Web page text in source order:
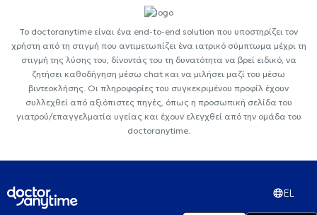
Το doctoranytime είναι ένα end-to-end solution που υποστηρίζει τον
χρήστη από τη στιγμή που αντιμετωπίζει ένα ιατρικό σύμπτωμα μέχρι τη
στιγμή της λύσης του, δίνοντάς του τη δυνατότητα να βρεί ειδικό, να
ζητήσει καθοδήγηση μέσω chat και να μιλήσει μαζί του μέσω
βιντεοκλήσης. Οι πληροφορίες του συγκεκριμένου προφίλ έχουν
συλλεχθεί από αξιόπιστες πηγές, όπως η προσωπική σελίδα του
γιατρού/επαγγελματία υγείας και έχουν ελεγχθεί από την ομάδα του
doctoranytime.
EL